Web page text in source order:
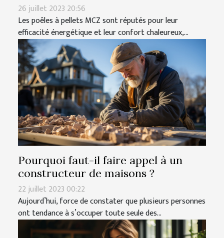
26 juillet 2023 20:56
Les poêles à pellets MCZ sont réputés pour leur
efficacité énergétique et leur confort chaleureux,...
Pourquoi faut-il faire appel à un
constructeur de maisons ?
22 juillet 2023 00:22
Aujourd’hui, force de constater que plusieurs personnes
ont tendance à s’occuper toute seule des...